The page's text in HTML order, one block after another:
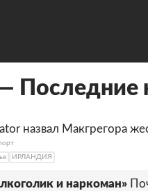
Последние
назвал Макгрегора
ИРЛАНДИЯ
и наркоман»